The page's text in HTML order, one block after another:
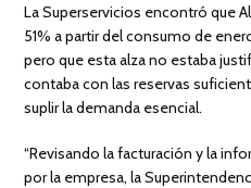
La Superservicios encontró que
51% a partir del consumo de
pero que esta alza no estaba
contaba con las reservas
suplir la demanda esencial.
“Revisando la facturación y la
por la empresa, la